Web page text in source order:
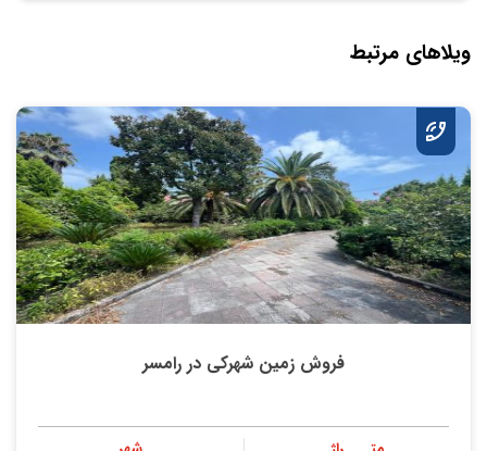
ویلاهای مرتبط
فروش زمین شهرکی در رامسر